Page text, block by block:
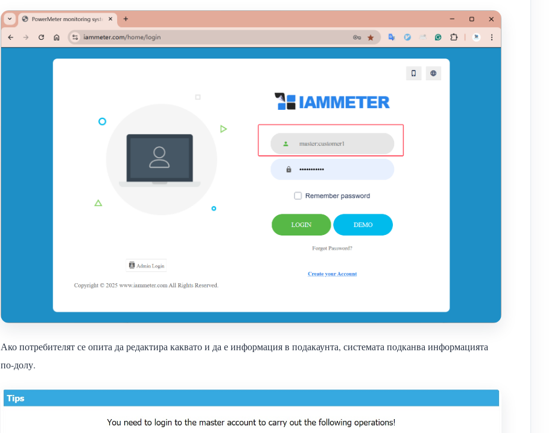
Ако потребителят се опита да редактира каквато и да е информация в подакаунта, системата подканва информацията
по-долу.